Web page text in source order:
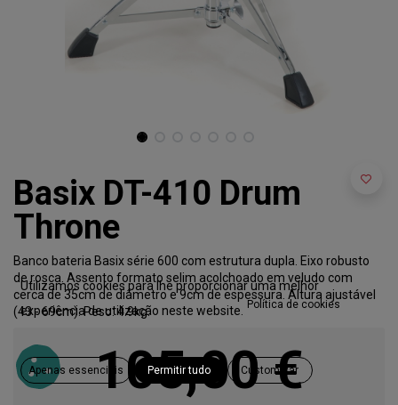
Basix DT-410 Drum
Throne
Banco bateria Basix série 600 com estrutura dupla. Eixo robusto
de rosca. Assento formato selim acolchoado em veludo com
cerca de 35cm de diâmetro e 9cm de espessura. Altura ajustável
(43 - 69cm). Peso: 4.9kg.
105,00€
Utilizamos cookies para lhe proporcionar uma melhor
experiência de utilização neste website.
Política de cookies
Apenas essenciais Permitir tudo Customizar